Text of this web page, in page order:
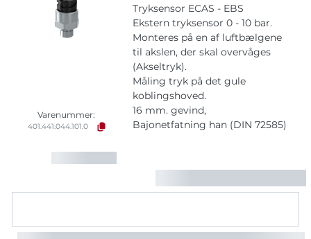
Varenummer:
401.441.044.101.0
Tryksensor ECAS - EBS
Ekstern tryksensor 0 - 10 bar.
Monteres på en af luftbælgene
til akslen, der skal overvåges
(Akseltryk).
Måling tryk på det gule
koblingshoved.
16 mm. gevind,
Bajonetfatning han (DIN 72585)